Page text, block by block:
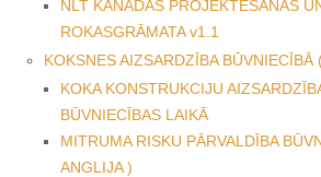
NLT KANĀDAS PROJEKTĒŠANAS
ROKASGRĀMATA v1.1
KOKSNES AIZSARDZĪBA BŪVNIECĪBĀ
KOKA KONSTRUKCIJU
BŪVNIECĪBAS LAIKĀ
MITRUMA RISKU PĀRVALDĪBA
ANGLIJA )